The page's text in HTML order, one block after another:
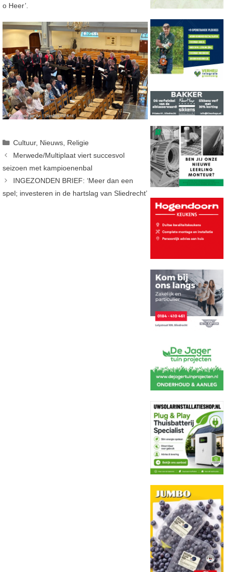
o Heer’.
Categorieën
Cultuur, Nieuws Religie
Merwede/Multiplaat viert succesvol
seizoen met kampioenenbal
INGEZONDEN BRIEF: ‘Meer dan een
spel; investeren in de hartslag van Sliedrecht’